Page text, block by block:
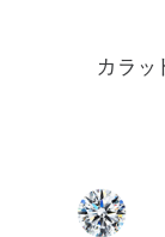
カラッ